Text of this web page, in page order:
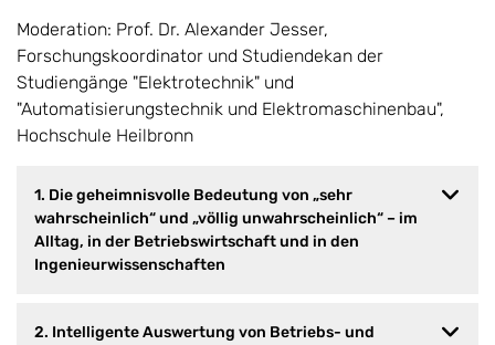
Moderation: Prof. Dr. Alexander Jesser,
Forschungskoordinator und Studiendekan der
Studiengänge "Elektrotechnik" und
"Automatisierungstechnik und Elektromaschinenbau",
Hochschule Heilbronn
1. Die geheimnisvolle Bedeutung von „sehr
wahrscheinlich“ und „völlig unwahrscheinlich“ – im
Alltag, in der Betriebswirtschaft und in den
Ingenieurwissenschaften
2. Intelligente Auswertung von Betriebs- und